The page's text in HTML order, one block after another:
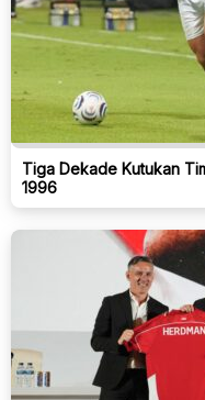
Tiga Dekade Kutukan
1996